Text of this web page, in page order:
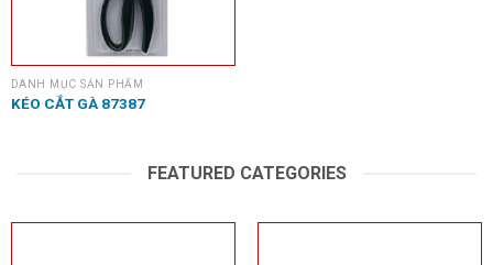
DANH MỤC SẢN PHẨM
KÉO CẮT GÀ 87387
FEATURED CATEGORIES